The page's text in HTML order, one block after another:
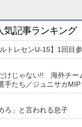
気記事ランキング
トレセンU-15】1回目
けじゃない!! 海外チー
手たち／ジュニサカMIP
ろ」と言われる息子